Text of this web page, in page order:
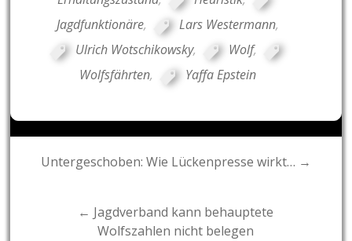
Jagdfunktionäre, Lars Westermann,
Ulrich Wotschikowsky, Wolf,
Wolfsfährten, Yaffa Epstein
Post
Untergeschoben: Wie Lückenpresse wirkt… →
← Jagdverband kann behauptete
Wolfszahlen nicht belegen